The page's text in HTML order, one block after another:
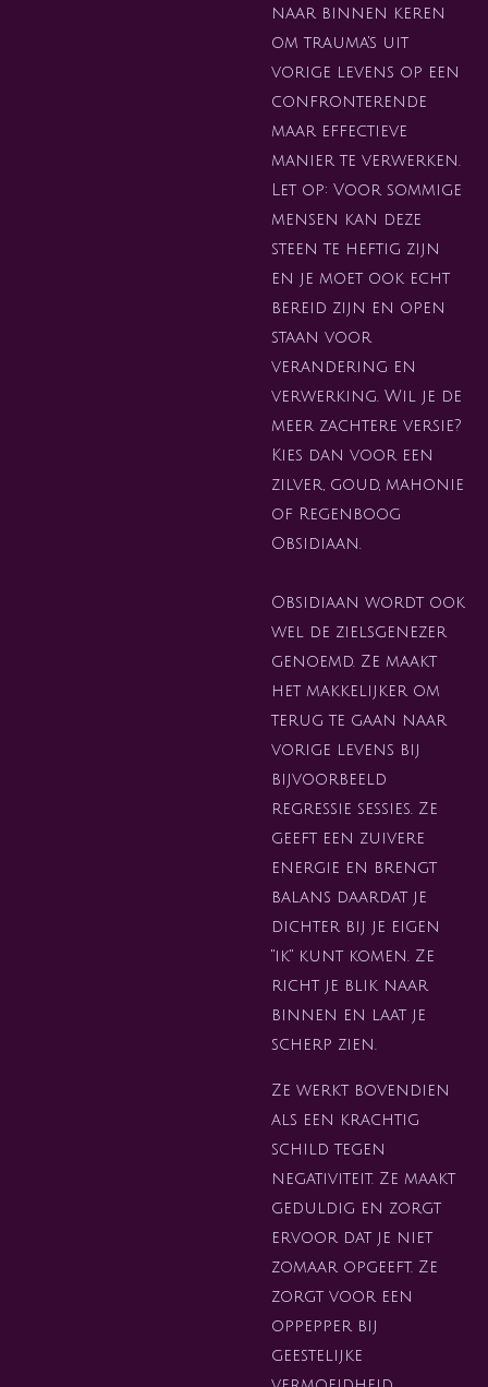
naar binnen keren
om trauma's uit
vorige levens op een
confronterende
maar effectieve
manier te verwerken.
Let op: Voor sommige
mensen kan deze
steen te heftig zijn
en je moet ook echt
bereid zijn en open
staan voor
verandering en
verwerking. Wil je de
meer zachtere versie?
Kies dan voor een
zilver, goud, mahonie
of Regenboog
Obsidiaan.
Obsidiaan wordt ook
wel de zielsgenezer
genoemd. Ze maakt
het makkelijker om
terug te gaan naar
vorige levens bij
bijvoorbeeld
regressie sessies. Ze
geeft een zuivere
energie en brengt
balans daardat je
dichter bij je eigen
"ik" kunt komen. Ze
richt je blik naar
binnen en laat je
scherp zien.
Ze werkt bovendien
als een krachtig
schild tegen
negativiteit. Ze maakt
geduldig en zorgt
ervoor dat je niet
zomaar opgeeft. Ze
zorgt voor een
oppepper bij
geestelijke